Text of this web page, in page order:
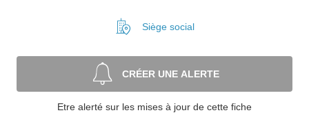
Siège social
CRÉER UNE ALERTE
Etre alerté sur les mises à jour de cette fiche